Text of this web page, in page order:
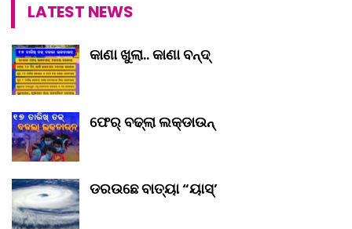
LATEST NEWS
କାଣା ଖୁଲା.. କାଣା ବନ୍ଦ୍‌
ଫେର୍ ବଢ୍‌ଲା ଲକ୍‌ଡାଉନ୍‌
ଡରଉଛେ ବାତ୍ୟା “ୟାସ୍‌’